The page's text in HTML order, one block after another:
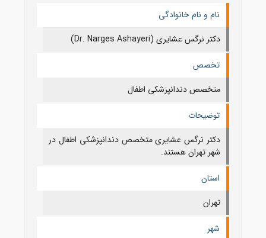
نام و نام خانوادگی
دکتر نرگس عشایری (Dr. Narges Ashayeri)
تخصص
متخصص دندانپزشکی اطفال
توضیحات
دکتر نرگس عشایری متخصص دندانپزشکی اطفال در
شهر تهران هستند.
استان
تهران
شهر